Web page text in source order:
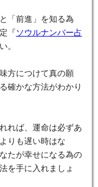
「前進」を知る為
『 ソウルナンバー占
。
方につけて真の願
確かな方法がわかり
れば、運命は必ずあ
りも遅い時はな
たが幸せになる為の
を手に入れましょ